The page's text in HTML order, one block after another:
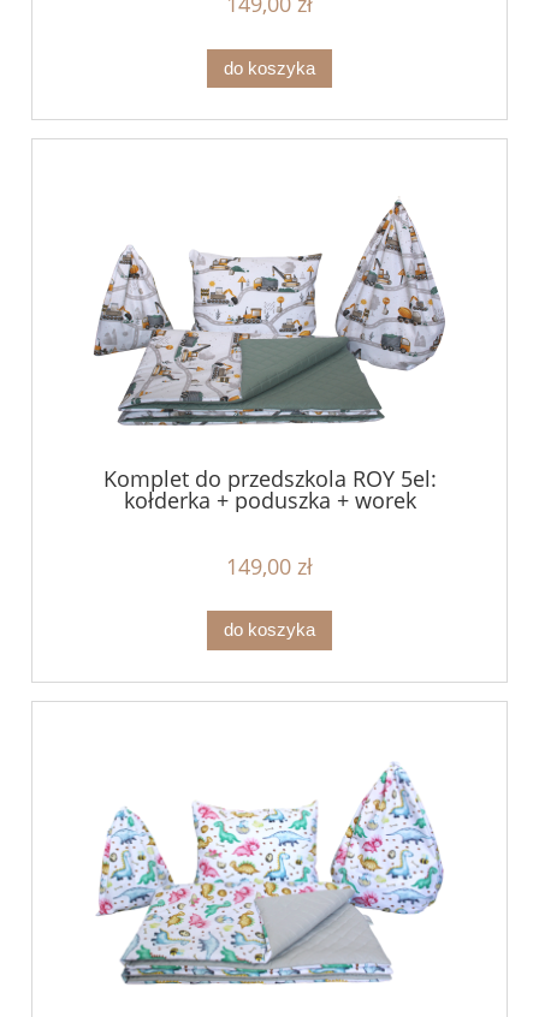
do koszyka
Komplet do przedszkola ROY 5el:
kołderka + poduszka + worek
149,00 zł
do koszyka